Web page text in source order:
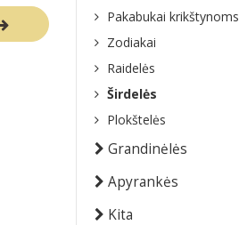
Pakabukai krikštynoms
Zodiakai
Raidelės
Širdelės
Plokštelės
Grandinėlės
Apyrankės
Kita